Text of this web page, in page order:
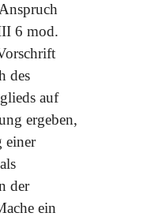
6 mod.
des
auf
ergeben,
einer
der
ein